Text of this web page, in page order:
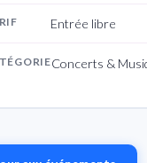
Entrée libre
Concerts &